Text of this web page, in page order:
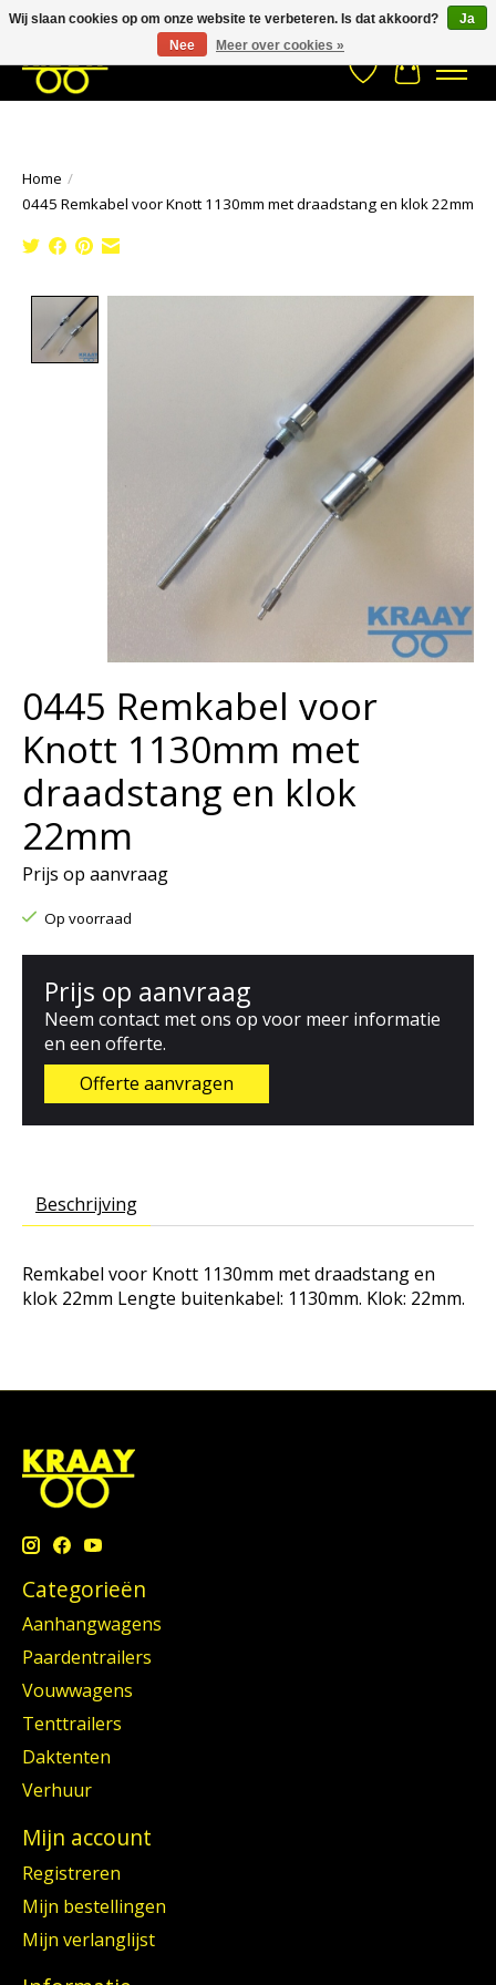
033- 2470 538 info@kraaybv.com Stuur een Whatsapp bericht
Verlanglijst
Home /
0445 Remkabel voor Knott 1130mm met draadstang en klok 22mm
0445 Remkabel voor
Knott 1130mm met
draadstang en klok
22mm
Prijs op aanvraag
Op voorraad
Prijs op aanvraag
Neem contact met ons op voor meer informatie
en een offerte.
Offerte aanvragen
Beschrijving
Remkabel voor Knott 1130mm met draadstang en
klok 22mm Lengte buitenkabel: 1130mm. Klok: 22mm.
Categorieën
Aanhangwagens
Paardentrailers
Vouwwagens
Tenttrailers
Daktenten
Verhuur
Mijn account
Registreren
Mijn bestellingen
Mijn verlanglijst
Wij slaan cookies op om onze website te verbeteren. Is dat akkoord?
Ja
Nee
Meer over cookies »